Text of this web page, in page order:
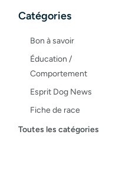
Catégories
Bon à savoir
Éducation /
Comportement
Esprit Dog News
Fiche de race
Maladies du chien
Toutes les catégories